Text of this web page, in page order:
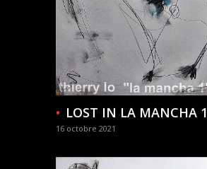
LOST IN LA MANCHA 1
16 octobre 2021